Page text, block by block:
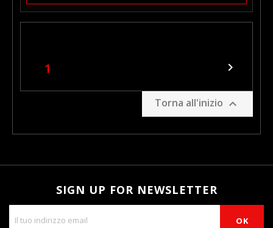
1 
Torna all'inizio 
SIGN UP FOR NEWSLETTER